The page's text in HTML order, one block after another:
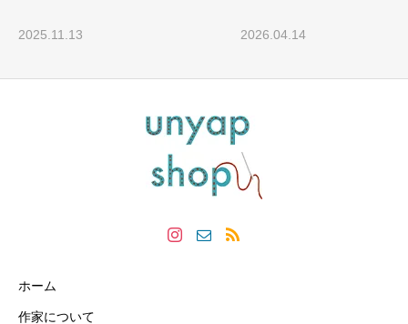
2025.11.13 2026.04.14
ホーム
作家について